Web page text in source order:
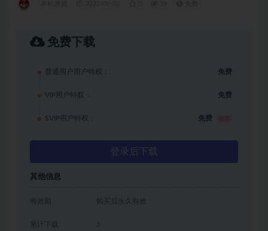
免费下载
普通用户用户特权： 免费
VIP用户特权： 免费
SVIP用户特权： 免费
登录后下载
其他信息
有效期 购买后永久有效
累计下载 5